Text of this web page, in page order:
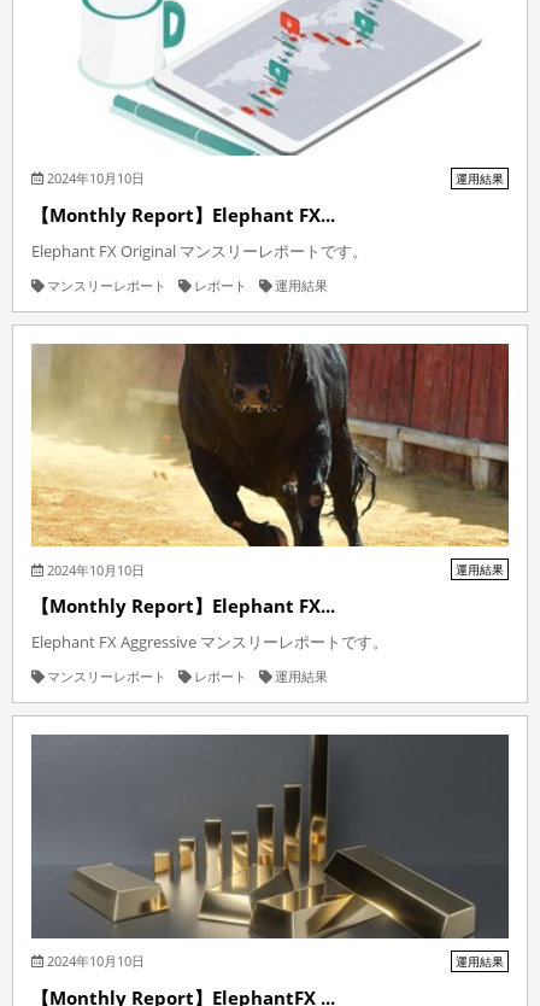
2024年10月10日 運用結果
【Monthly Report】Elephant FX...
Elephant FX Original マンスリーレポートです。
マンスリーレポート レポート 運用結果
2024年10月10日 運用結果
【Monthly Report】Elephant FX...
Elephant FX Aggressive マンスリーレポートです。
マンスリーレポート レポート 運用結果
2024年10月10日 運用結果
【Monthly Report】ElephantFX ...